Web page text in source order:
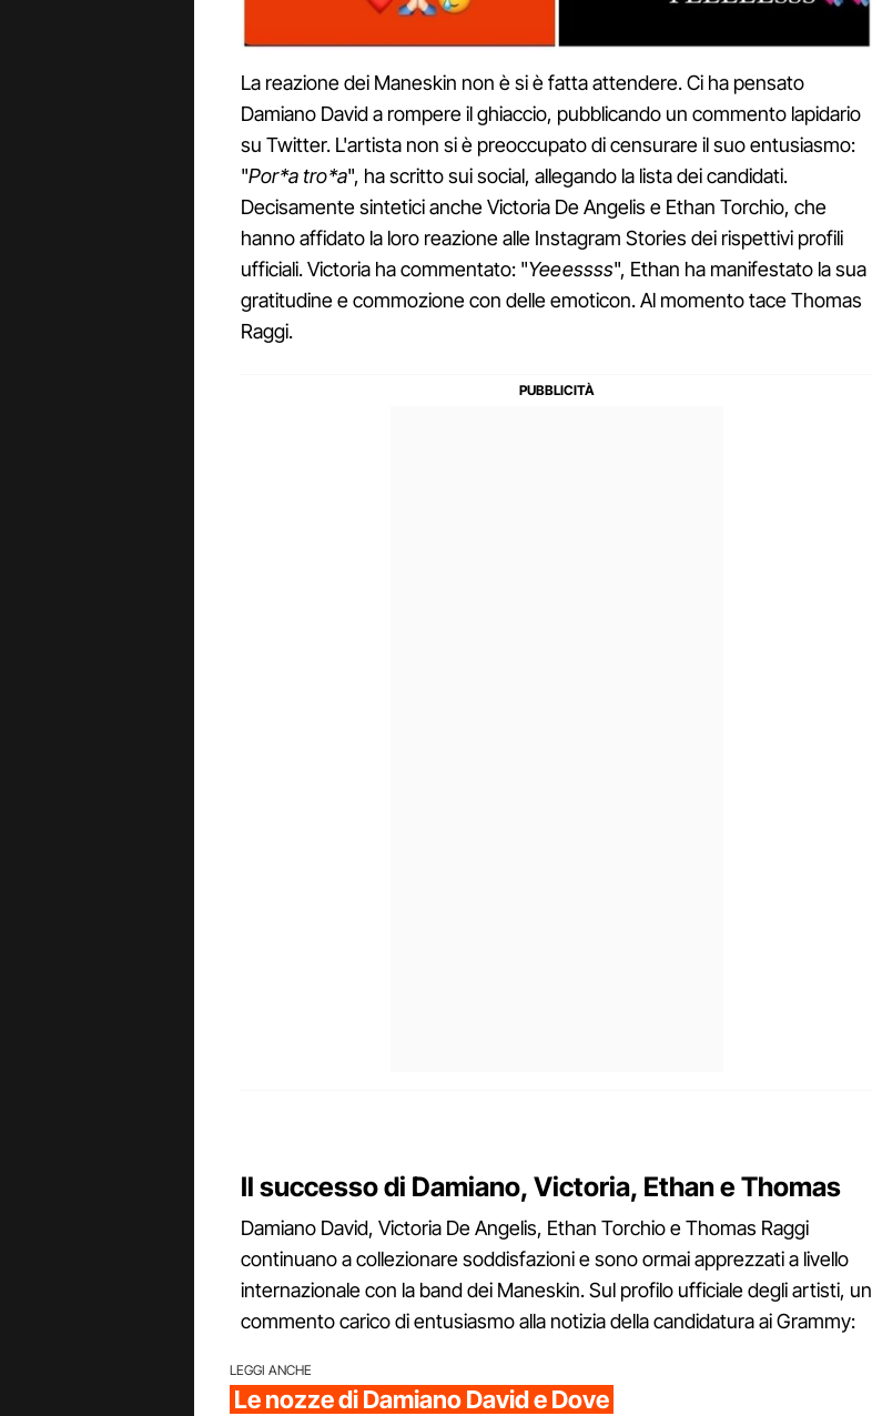
La reazione dei Maneskin non è si è fatta attendere. Ci ha pensato
Damiano David a rompere il ghiaccio, pubblicando un commento lapidario
su Twitter. L'artista non si è preoccupato di censurare il suo entusiasmo:
"Por*a tro*a", ha scritto sui social, allegando la lista dei candidati.
Decisamente sintetici anche Victoria De Angelis e Ethan Torchio, che
hanno affidato la loro reazione alle Instagram Stories dei rispettivi profili
ufficiali. Victoria ha commentato: "Yeeessss", Ethan ha manifestato la sua
gratitudine e commozione con delle emoticon. Al momento tace Thomas
Raggi.
Il successo di Damiano, Victoria, Ethan e Thomas
Damiano David, Victoria De Angelis, Ethan Torchio e Thomas Raggi
continuano a collezionare soddisfazioni e sono ormai apprezzati a livello
internazionale con la band dei Maneskin. Sul profilo ufficiale degli artisti, un
commento carico di entusiasmo alla notizia della candidatura ai Grammy:
LEGGI ANCHE
Le nozze di Damiano David e Dove